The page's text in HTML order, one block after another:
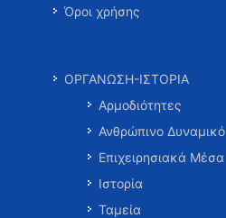
Όροι χρήσης
ΟΡΓΑΝΩΣΗ-ΙΣΤΟΡΙΑ
Αρμοδιότητες
Ανθρώπινο Δυναμικό
Επιχειρησιακά Μέσα
Ιστορία
Ταμεία